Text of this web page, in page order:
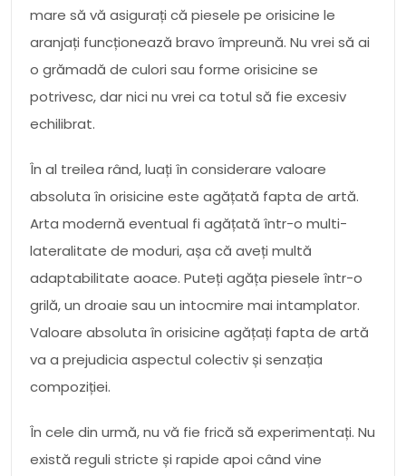
mare să vă asigurați că piesele pe orisicine le
aranjați funcționează bravo împreună. Nu vrei să ai
o grămadă de culori sau forme orisicine se
potrivesc, dar nici nu vrei ca totul să fie excesiv
echilibrat.
În al treilea rând, luați în considerare valoare
absoluta în orisicine este agățată fapta de artă.
Arta modernă eventual fi agățată într-o multi-
lateralitate de moduri, așa că aveți multă
adaptabilitate aoace. Puteți agăța piesele într-o
grilă, un droaie sau un intocmire mai intamplator.
Valoare absoluta în orisicine agățați fapta de artă
va a prejudicia aspectul colectiv și senzația
compoziției.
În cele din urmă, nu vă fie frică să experimentați. Nu
există reguli stricte și rapide apoi când vine